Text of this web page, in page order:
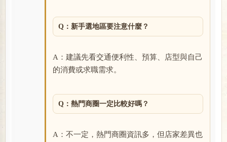
Q：新手選地區要注意什麼？
A：建議先看交通便利性、預算、店型與自己
的消費或求職需求。
Q：熱門商圈一定比較好嗎？
A：不一定，熱門商圈資訊多，但店家差異也